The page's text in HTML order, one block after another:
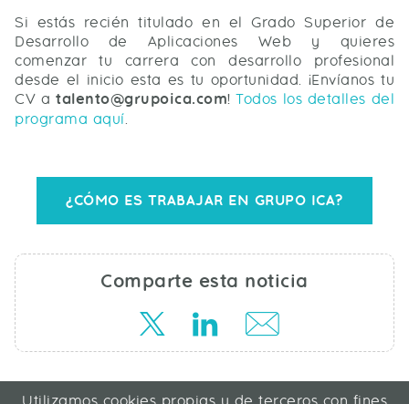
Si estás recién titulado en el Grado Superior de
Desarrollo de Aplicaciones Web y quieres
comenzar tu carrera con desarrollo profesional
desde el inicio esta es tu oportunidad. ¡Envíanos tu
CV a talento@grupoica.com!Todos los detalles del
programa aquí.
¿CÓMO ES TRABAJAR EN GRUPO ICA?
Comparte esta noticia